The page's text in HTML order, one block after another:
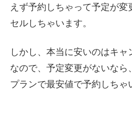
えず予約しちゃって予定が変
セルしちゃいます。
しかし、本当に安いのはキ
なので、予定変更がないなら
プランで最安値で予約しちゃ